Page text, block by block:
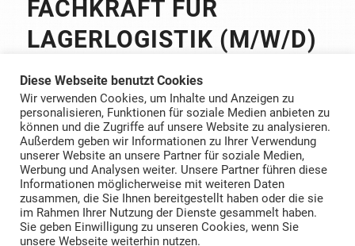
FACHKRAFT FÜR
LAGERLOGISTIK (M/W/D)
Weiterlesen
Diese Webseite benutzt Cookies
Wir verwenden Cookies, um Inhalte und Anzeigen zu
personalisieren, Funktionen für soziale Medien anbieten zu
können und die Zugriffe auf unsere Website zu analysieren.
Außerdem geben wir Informationen zu Ihrer Verwendung
unserer Website an unsere Partner für soziale Medien,
Werbung und Analysen weiter. Unsere Partner führen diese
Informationen möglicherweise mit weiteren Daten
zusammen, die Sie Ihnen bereitgestellt haben oder die sie
im Rahmen Ihrer Nutzung der Dienste gesammelt haben.
Sie geben Einwilligung zu unseren Cookies, wenn Sie
unsere Webseite weiterhin nutzen.